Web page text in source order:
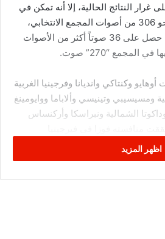
النتائج الحالية، إلا أنه تمكن في
النهاية من الحصول على نحو 306 من أصوات المجمع الانتخابي،
مقابل 232 لهيلاري، أي أنه حصل على 36 صوتاً أكثر من الأصوات
“270” صوت.
وكنتاكي وانديانا وفرجينيا الغربية
ومسيسيبي وتينيسي وألاباما ووايومينغ
الشمالية ونبراسكا وأركنساس
وديلاوير ورود آيلاند وإلينوياظهر المزيد